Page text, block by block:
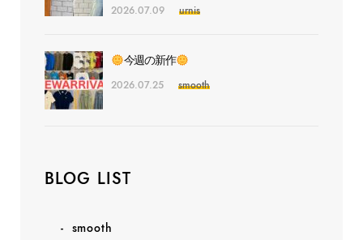
2026.07.09 urnis
今週の新作
2026.07.25 smooth
BLOG LIST
smooth